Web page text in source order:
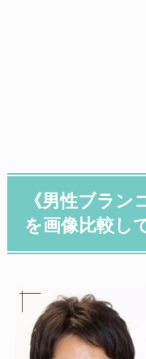
《男性ブラン
を画像比較し